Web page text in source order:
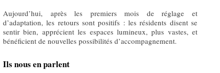
Aujourd’hui, après les premiers mois de réglage et
d’adaptation, les retours sont positifs : les résidents disent se
sentir bien, apprécient les espaces lumineux, plus vastes, et
bénéficient de nouvelles possibilités d’accompagnement.
Ils nous en parlent